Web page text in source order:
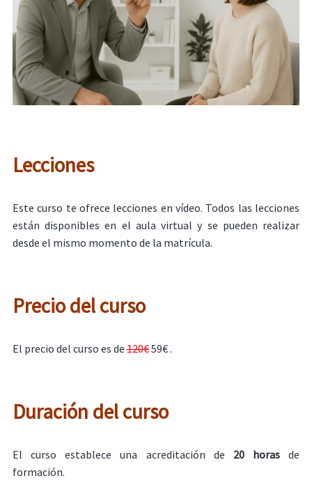
Lecciones
Este curso te ofrece lecciones en vídeo. Todos las lecciones
están disponibles en el aula virtual y se pueden realizar
desde el mismo momento de la matrícula.
Precio del curso
El precio del curso es de 120€59€ .
Duración del curso
El curso establece una acreditación de 20 horasde
formación.